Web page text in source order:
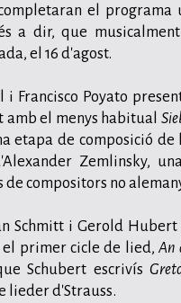
el
a dir, que
el 16 d'agost.
i Francisco Poyato
el menys habitual
etapa de composició
Zemlinsky,
de compositors no
Schmitt i Gerold
el primer cicle de lied, An
Schubert escrivís
lieder d'Strauss.